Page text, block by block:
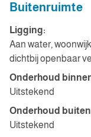
Buitenruimte
Ligging:
Aan water,
dichtbij openbaar
Onderhoud
Uitstekend
Onderhoud
Uitstekend